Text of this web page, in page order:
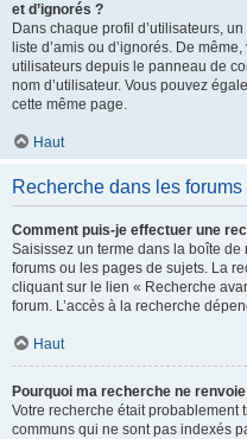
et d’ignorés ?
Dans chaque profil d’utilisateurs,
liste d’amis ou d’ignorés. De
utilisateurs depuis le panneau de
nom d’utilisateur. Vous pouvez
cette même page.
Haut
Recherche dans les forums
Comment puis-je effectuer une
Saisissez un terme dans la boîte
forums ou les pages de sujets. La
cliquant sur le lien « Recherche
forum. L’accès à la recherche
Haut
Pourquoi ma recherche ne
Votre recherche était probablement
communs qui ne sont pas indexés